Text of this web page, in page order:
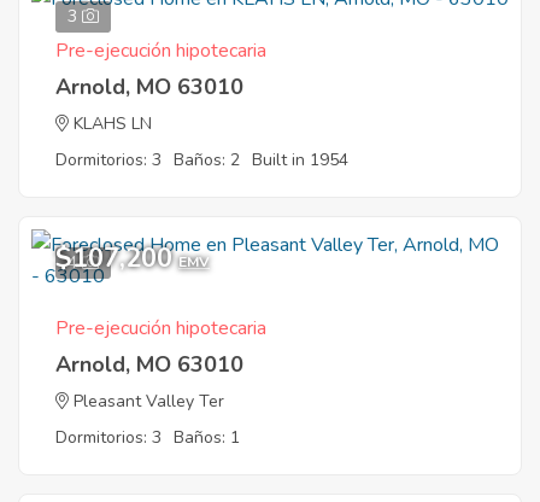
3
Pre-ejecución hipotecaria
Arnold, MO 63010
KLAHS LN
Dormitorios: 3 Baños: 2 Built in 1954
4
$107,200 EMV
Pre-ejecución hipotecaria
Arnold, MO 63010
Pleasant Valley Ter
Dormitorios: 3 Baños: 1